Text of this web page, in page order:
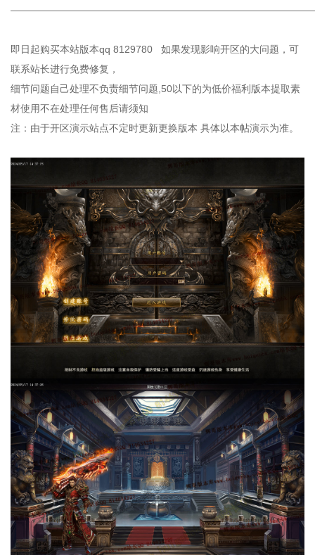
即日起购买本站版本qq 8129780 如果发现影响开区的大问题，可
联系站长进行免费修复，
细节问题自己处理不负责细节问题,50以下的为低价福利版本提取素
材使用不在处理任何售后请须知
注：由于开区演示站点不定时更新更换版本 具体以本帖演示为准。